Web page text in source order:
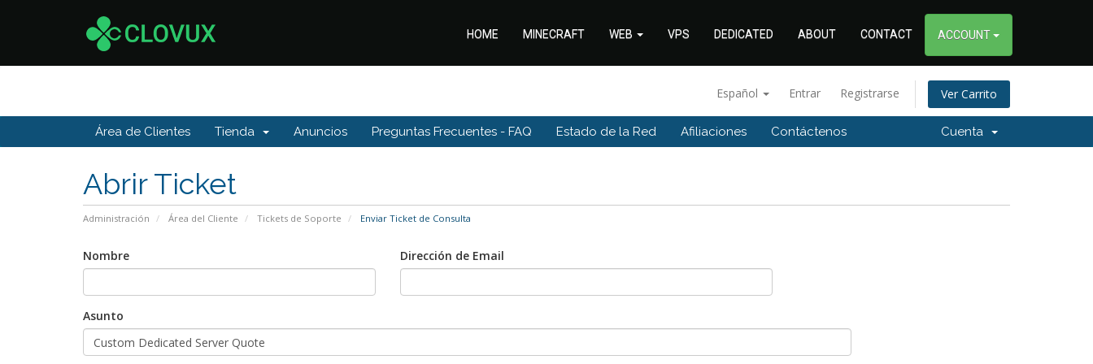
HOME MINECRAFT WEB VPS DEDICATED ABOUT CONTACT ACCOUNT
Español Entrar Registrarse Ver Carrito
Área de Clientes Tienda Anuncios Preguntas Frecuentes - FAQ Estado de la Red Afiliaciones Contáctenos Cuenta
Abrir Ticket
Administración Área del Cliente Tickets de Soporte Enviar Ticket de Consulta
Nombre Dirección de Email
Asunto